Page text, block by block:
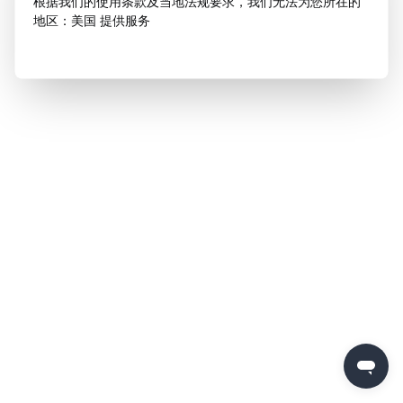
地区：美国 提供服务